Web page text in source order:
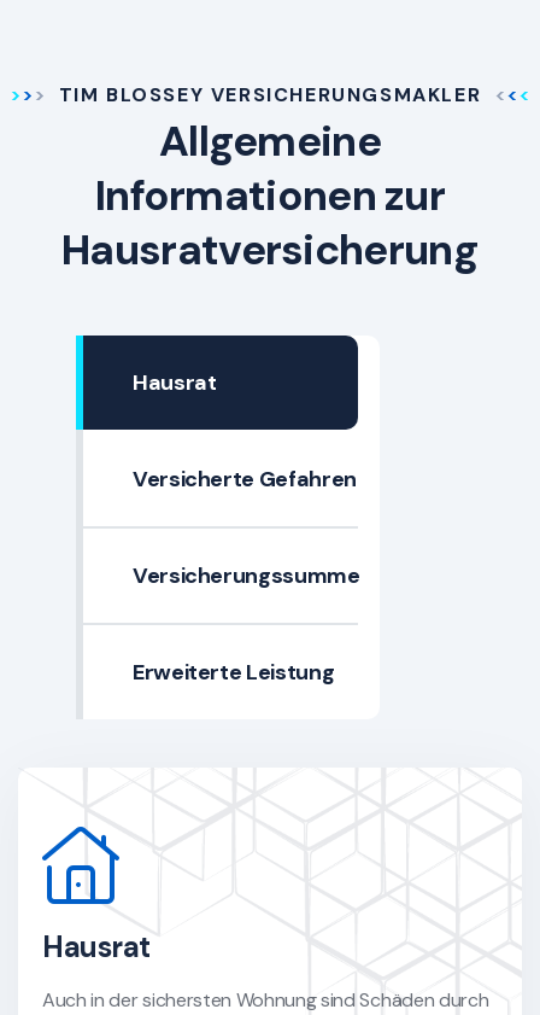
TIM BLOSSEY VERSICHERUNGSMAKLER
Allgemeine
Informationen zur
Hausratversicherung
Hausrat
Versicherte Gefahren
Versicherungssumme
Erweiterte Leistung
Hausrat
Auch in der sichersten Wohnung sind Schäden durch